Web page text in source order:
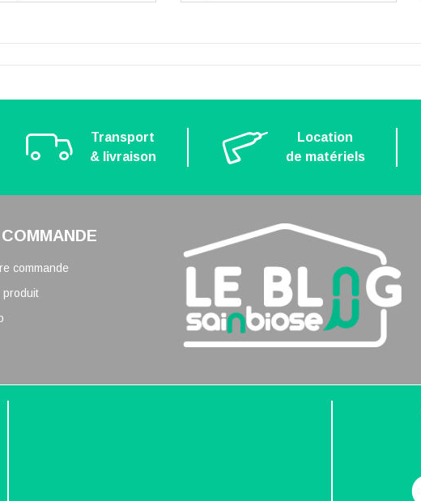
Transport
& livraison
Location
de matériels
commande
produit